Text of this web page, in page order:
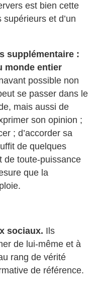
est bien cette
supérieurs et d’un
supplémentaire :
monde entier
possible non
se passer dans le
mais aussi de
son opinion ;
; d’accorder sa
de quelques
de toute-puissance
que la
sociaux. Ils
de lui-même et à
rang de vérité
de référence.